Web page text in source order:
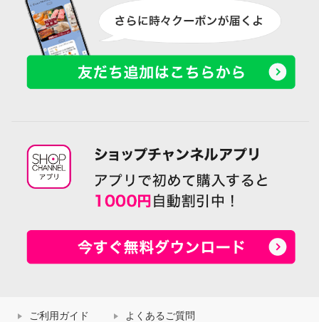
ご利用ガイド よくあるご質問